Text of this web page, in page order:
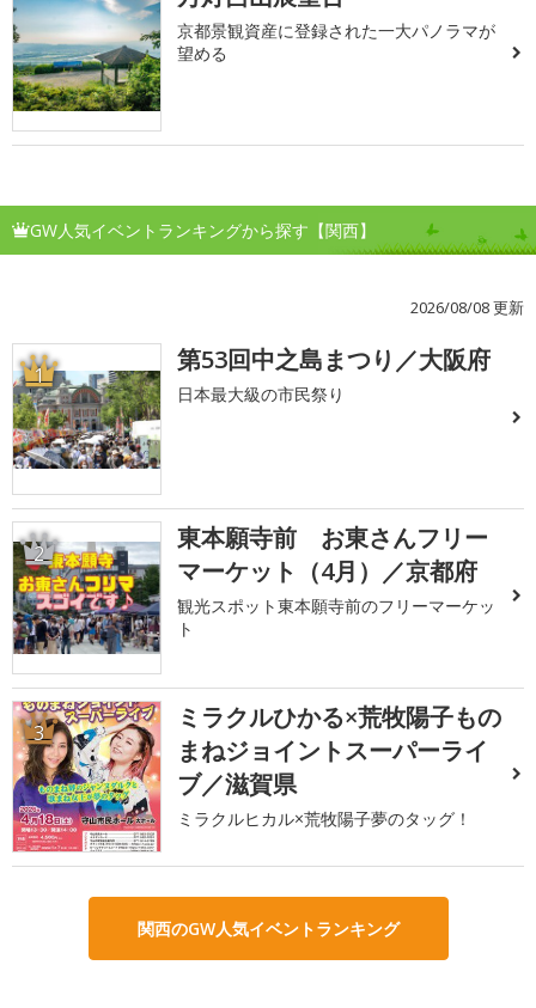
京都景観資産に登録された一大パノラマが
望める
GW人気イベントランキングから探す【関西】
2026/08/08 更新
1 第53回中之島まつり／大阪府
日本最大級の市民祭り
2
東本願寺前 お東さんフリー
マーケット（4月）／京都府
観光スポット東本願寺前のフリーマーケッ
ト
3
ミラクルひかる×荒牧陽子もの
まねジョイントスーパーライ
ブ／滋賀県
ミラクルヒカル×荒牧陽子夢のタッグ！
関西のGW人気イベントランキング